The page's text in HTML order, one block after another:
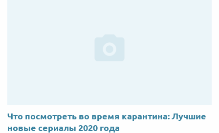
Что посмотреть во время карантина: Лучшие
новые сериалы 2020 года